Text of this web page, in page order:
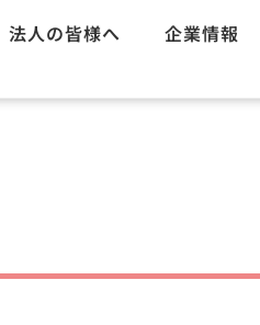
法人の皆様へ 企業情報